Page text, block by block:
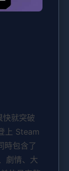
就突破
上 Steam
時包含了
劇情、大